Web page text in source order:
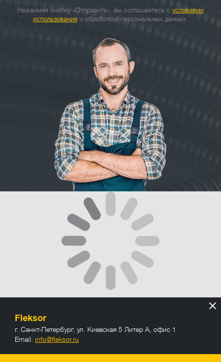
Нажаимая кнопку «Отправить», вы соглашаетесь с условиями
использования и обработкой персональных данных.
Fleksor
г. Санкт-Петербург, ул. Киевская 5 Литер А, офис 1
Email: info@fleksor.ru
info@fleksor.ru